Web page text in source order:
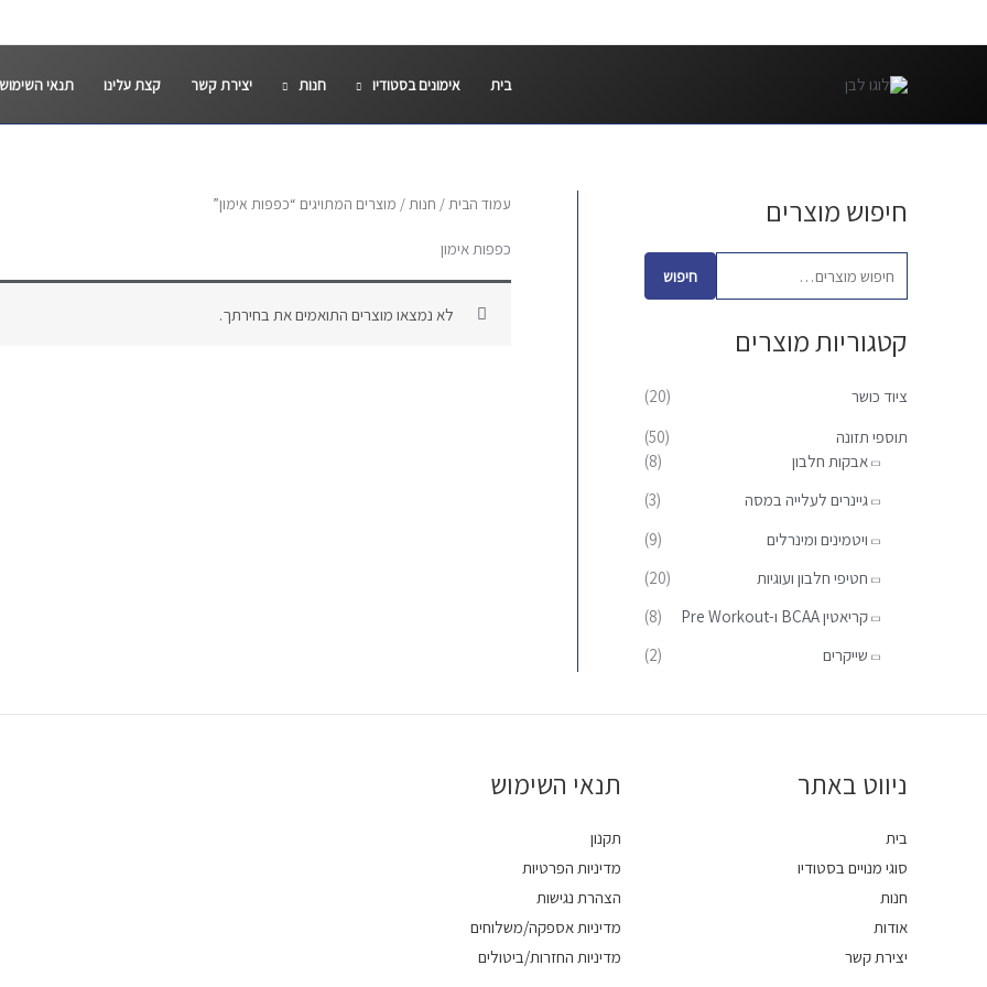
לתוכן
בית אימונים בסטודיו חנות יצירת קשר קצת עלינו תנאי השימוש
חיפוש מוצרים
ח
פ
ו
ש
ו
ר
:
חיפוש
קטגוריות מוצרים
ציוד כושר
(20)
תוספי תזונה
(50)
אבקות חלבון
(8)
גיינרים לעלייה במסה
(3)
ויטמינים ומינרלים
(9)
חטיפי חלבון ועוגיות
(20)
קריאטין BCAA ו-Pre Workout
(8)
שייקרים
(2)
עמוד הבית/ חנות/ מוצרים המתויגים “כפפות אימון”
כפפות אימון
לא נמצאו מוצרים התואמים את בחירתך.
ניווט באתר
בית
סוגי מנויים בסטודיו
חנות
אודות
יצירת קשר
תנאי השימוש
תקנון
מדיניות הפרטיות
הצהרת נגישות
מדיניות אספקה/משלוחים
מדיניות החזרות/ביטולים